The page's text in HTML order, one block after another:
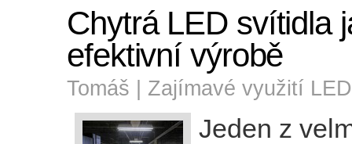
Chytrá LED svítidla
efektivní výrobě
Tomáš | Zajímavé využití LED
Jeden z